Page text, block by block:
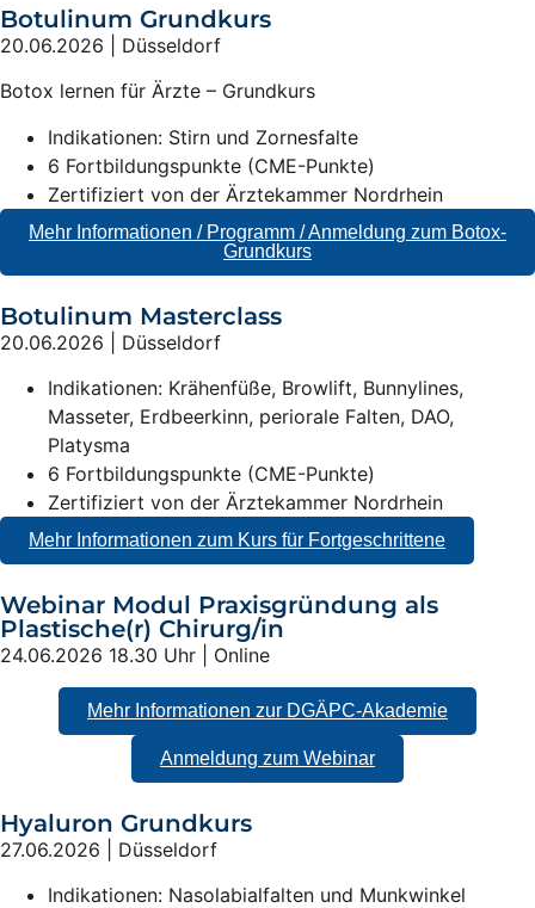
Botulinum Grundkurs
20.06.2026 | Düsseldorf
Botox lernen für Ärzte – Grundkurs
Indikationen: Stirn und Zornesfalte
6 Fortbildungspunkte (CME-Punkte)
Zertifiziert von der Ärztekammer Nordrhein
Mehr Informationen / Programm / Anmeldung zum Botox-
Grundkurs
Botulinum Masterclass
20.06.2026 | Düsseldorf
Indikationen: Krähenfüße, Browlift, Bunnylines,
Masseter, Erdbeerkinn, periorale Falten, DAO,
Platysma
6 Fortbildungspunkte (CME-Punkte)
Zertifiziert von der Ärztekammer Nordrhein
Mehr Informationen zum Kurs für Fortgeschrittene
Webinar Modul Praxisgründung als
Plastische(r) Chirurg/in
24.06.2026 18.30 Uhr | Online
Mehr Informationen zur DGÄPC-Akademie
Anmeldung zum Webinar
Hyaluron Grundkurs
27.06.2026 | Düsseldorf
Indikationen: Nasolabialfalten und Munkwinkel